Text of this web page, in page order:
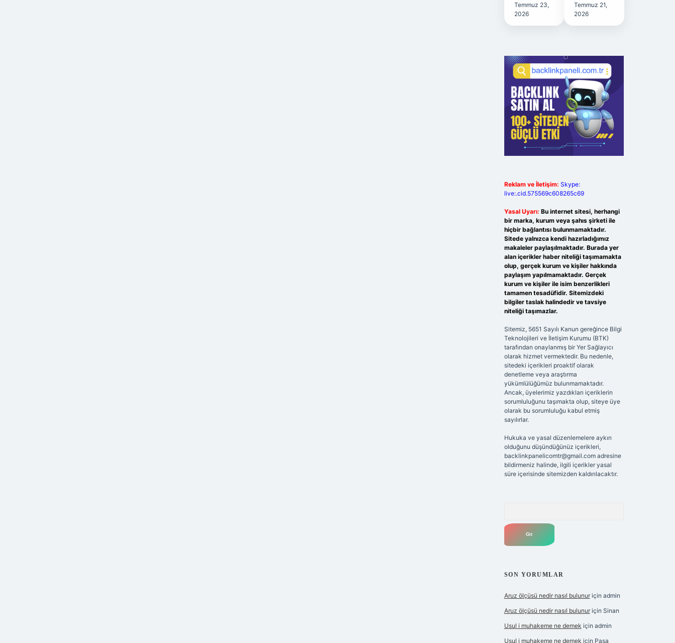
Temmuz 23,
2026
Temmuz 21,
2026
Reklam ve İletişim: Skype:
live:.cid.575569c608265c69
Yasal Uyarı: Bu internet sitesi, herhangi
bir marka, kurum veya şahıs şirketi ile
hiçbir bağlantısı bulunmamaktadır.
Sitede yalnızca kendi hazırladığımız
makaleler paylaşılmaktadır. Burada yer
alan içerikler haber niteliği taşımamakta
olup, gerçek kurum ve kişiler hakkında
paylaşım yapılmamaktadır. Gerçek
kurum ve kişiler ile isim benzerlikleri
tamamen tesadüfidir. Sitemizdeki
bilgiler taslak halindedir ve tavsiye
niteliği taşımazlar.
Sitemiz, 5651 Sayılı Kanun gereğince Bilgi
Teknolojileri ve İletişim Kurumu (BTK)
tarafından onaylanmış bir Yer Sağlayıcı
olarak hizmet vermektedir. Bu nedenle,
sitedeki içerikleri proaktif olarak
denetleme veya araştırma
yükümlülüğümüz bulunmamaktadır.
Ancak, üyelerimiz yazdıkları içeriklerin
sorumluluğunu taşımakta olup, siteye üye
olarak bu sorumluluğu kabul etmiş
sayılırlar.
Hukuka ve yasal düzenlemelere aykırı
olduğunu düşündüğünüz içerikleri,
backlinkpanelicomtr@gmail.comadresine
bildirmeniz halinde, ilgili içerikler yasal
süre içerisinde sitemizden kaldırılacaktır.
SON YORUMLAR
Aruz ölçüsü nedir nasıl bulunuriçin admin
Aruz ölçüsü nedir nasıl bulunuriçin Sinan
Usul i muhakeme ne demek için admin
Usul i muhakeme ne demek için Paşa